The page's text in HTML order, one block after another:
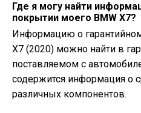
Где я могу найти
покрытии моего BMW X7?
Информацию о
X7 (2020) можно найти в
поставляемом с
содержится информация о
различных компонентов.